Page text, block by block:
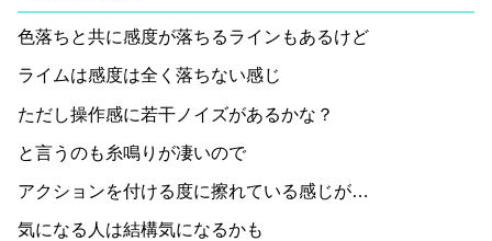
色落ちと共に感度が落ちるラインもあるけど
ライムは感度は全く落ちない感じ
ただし操作感に若干ノイズがあるかな？
と言うのも糸鳴りが凄いので
アクションを付ける度に擦れている感じが…
気になる人は結構気になるかも